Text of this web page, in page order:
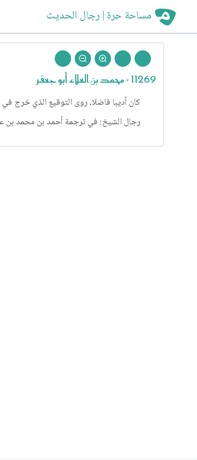
مساحة حرة | رجال الحديث
11269 - محمد بن العلاء أبو جعفر
كان أديبا فاضلا، روى التوقيع الذي خرج
رجال الشيخ: في ترجمة أحمد بن محمد بن